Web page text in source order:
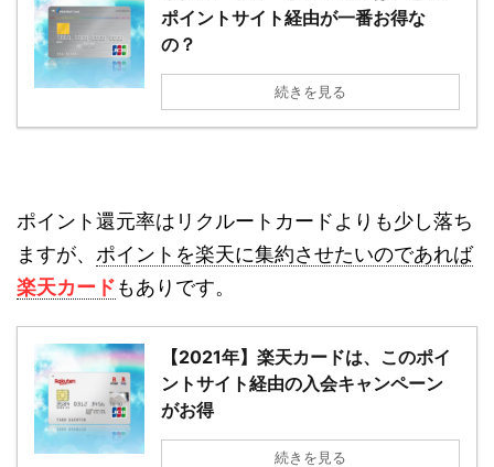
ポイントサイト経由が一番お得な
の？
続きを見る
ポイント還元率はリクルートカードよりも少し落ち
ますが、 ポイントを楽天に集約させたいのであれば
楽天カードもありです。
【2021年】楽天カードは、このポイ
ントサイト経由の入会キャンペーン
がお得
続きを見る